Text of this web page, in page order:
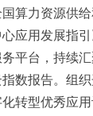
算力资源供
应用发展指
平台，持续
数报告。组
转型优秀应